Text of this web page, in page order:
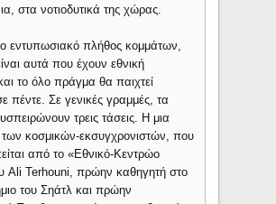
στα νοτιοδυτικά της χώρας.
εντυπωσιακό πλήθος κομμάτων,
αυτά που έχουν εθνική
το όλο πράγμα θα παιχτεί
πέντε. Σε γενικές γραμμές, τα
τρεις τάσεις. Η μια
των κοσμικών-εκσυγχρονιστών, που
από το «Εθνικό-Κεντρώο
Ali Terhouni, πρώην καθηγητή στο
του Σηάτλ και πρώην